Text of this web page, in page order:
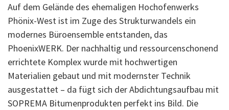
Auf dem Gelände des ehemaligen Hochofenwerks
Phönix-West ist im Zuge des Strukturwandels ein
modernes Büroensemble entstanden, das
PhoenixWERK. Der nachhaltig und ressourcenschonend
errichtete Komplex wurde mit hochwertigen
Materialien gebaut und mit modernster Technik
ausgestattet – da fügt sich der Abdichtungsaufbau mit
SOPREMA Bitumenprodukten perfekt ins Bild. Die